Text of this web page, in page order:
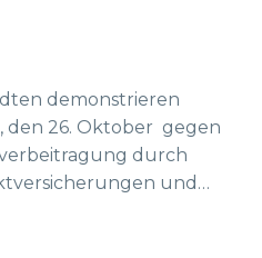
demonstrieren
den 26. Oktober gegen
durch
und…